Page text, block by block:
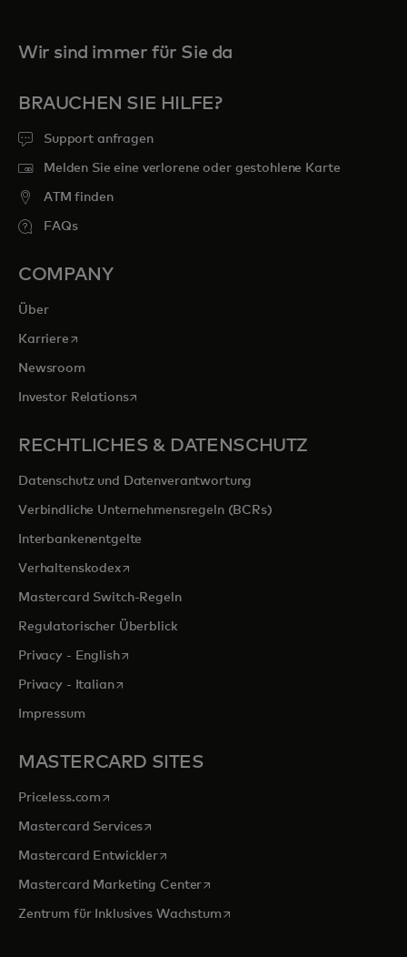
Wir sind immer für Sie da
BRAUCHEN SIE HILFE?
Support anfragen
Melden Sie eine verlorene oder gestohlene Karte
ATM finden
FAQs
COMPANY
Über
Karrierewird in einer neuen Registerkarte geöffnet
Newsroom
Investor Relationswird in einer neuen Registerkarte geöffnet
RECHTLICHES & DATENSCHUTZ
Datenschutz und Datenverantwortung
Verbindliche Unternehmensregeln (BCRs)
Interbankenentgelte
Verhaltenskodexwird in einer neuen Registerkarte geöffnet
Mastercard Switch-Regeln
Regulatorischer Überblick
Privacy - Englishwird in einer neuen Registerkarte geöffnet
Privacy - Italianwird in einer neuen Registerkarte geöffnet
Impressum
MASTERCARD SITES
Priceless.com wird in einer neuen Registerkarte geöffnet
Mastercard Serviceswird in einer neuen Registerkarte geöffnet
Mastercard Entwicklerwird in einer neuen Registerkarte
Mastercard Marketing Centerwird in einer neuen
Zentrum für Inklusives Wachstumwird in einer neuen